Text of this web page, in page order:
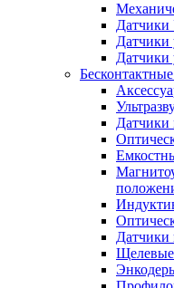
Датчики
Датчики
Датчики
Датчики
Датчики
Щелевые